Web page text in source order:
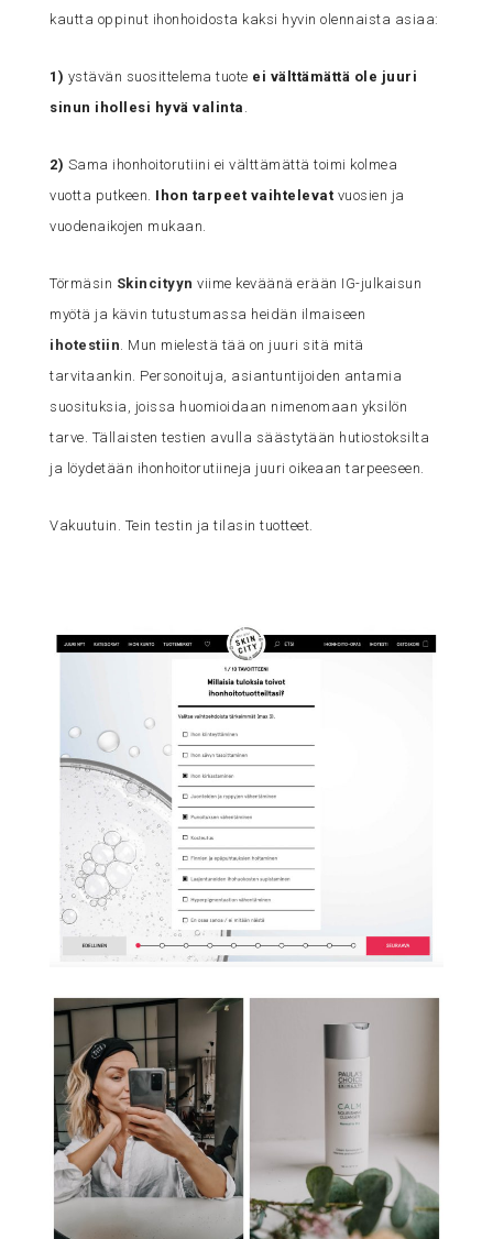
kautta oppinut ihonhoidosta kaksi hyvin olennaista asiaa:
1) ystävän suosittelema tuote ei välttämättä ole juuri
sinun ihollesi hyvä valinta .
2) Sama ihonhoitorutiini ei välttämättä toimi kolmea
vuotta putkeen. Ihon tarpeet vaihtelevat vuosien ja
vuodenaikojen mukaan.
Törmäsin Skincityyn viime keväänä erään IG-julkaisun
myötä ja kävin tutustumassa heidän ilmaiseen
ihotestiin. Mun mielestä tää on juuri sitä mitä
tarvitaankin. Personoituja, asiantuntijoiden antamia
suosituksia, joissa huomioidaan nimenomaan yksilön
tarve. Tällaisten testien avulla säästytään hutiostoksilta
ja löydetään ihonhoitorutiineja juuri oikeaan tarpeeseen.
Vakuutuin. Tein testin ja tilasin tuotteet.